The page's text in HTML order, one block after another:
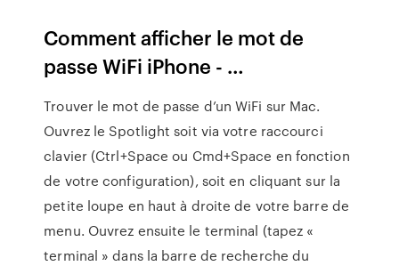
Comment afficher le mot de
passe WiFi iPhone - …
Trouver le mot de passe d’un WiFi sur Mac.
Ouvrez le Spotlight soit via votre raccourci
clavier (Ctrl+Space ou Cmd+Space en fonction
de votre configuration), soit en cliquant sur la
petite loupe en haut à droite de votre barre de
menu. Ouvrez ensuite le terminal (tapez «
terminal » dans la barre de recherche du